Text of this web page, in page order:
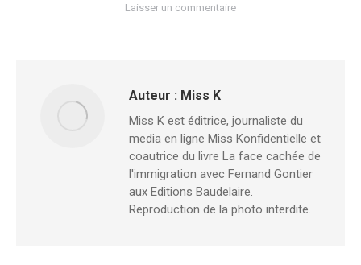
Laisser un commentaire
Auteur : Miss K
Miss K est éditrice, journaliste du
media en ligne Miss Konfidentielle et
coautrice du livre La face cachée de
l'immigration avec Fernand Gontier
aux Editions Baudelaire.
Reproduction de la photo interdite.